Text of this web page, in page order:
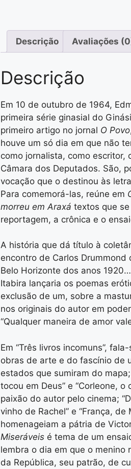
Descrição Avaliações
Descrição
Em 10 de outubro de 1964,
primeira série ginasial do
primeiro artigo no jornal O Povo
houve um só dia em que não
como jornalista, como escritor,
Câmara dos Deputados. São,
vocação que o destinou às
Para comemorá-las, reúne em
morreu em Araxá textos que
reportagem, a crônica e o
A história que dá título à
encontro de Carlos
Belo Horizonte dos anos
Itabira lançaria os poemas
exclusão de um, sobre a
nos originais do autor em
“Qualquer maneira de amor
Em “Três livros incomuns”,
obras de arte e do fascínio de
estados que sumiram do
tocou em Deus” e “Corleone,
paixão do autor pelo cinema;
vinho de Rachel” e “França,
homenageiam a pátria de
Miseráveis é tema de um
lembra o dia em que o menino
da República, seu patrão, de